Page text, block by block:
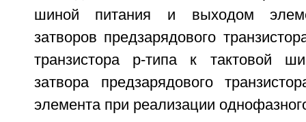
шиной питания и выходом
затворов предзарядового
транзистора р-типа к тактовой
затвора предзарядового
элемента при реализации